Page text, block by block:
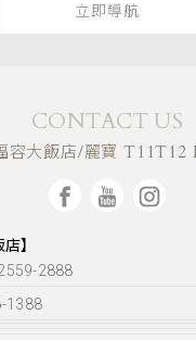
立即導航
CONTACT US
容大飯店/麗寶 T11T12
】
2888
1388